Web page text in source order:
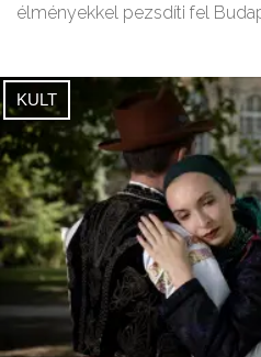
élményekkel pezsdíti fel
KULT